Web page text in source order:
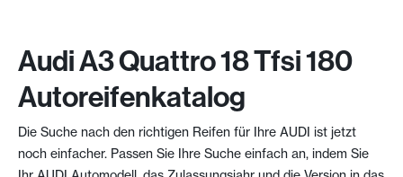
Audi A3 Quattro 18 Tfsi 180
Autoreifenkatalog
Die Suche nach den richtigen Reifen für Ihre AUDI ist jetzt
noch einfacher. Passen Sie Ihre Suche einfach an, indem Sie